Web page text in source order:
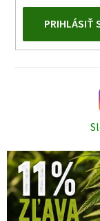
PRIHLÁSIŤ